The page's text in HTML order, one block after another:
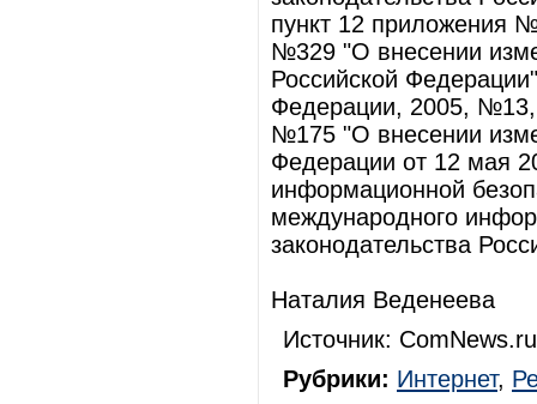
пункт 12 приложения
№329 "О внесении
Российской
Федерации, 2005, №13,
№175 "О внесении
Федерации от 12 мая
информационной
международного
законодательства
Наталия Веденеева
Источник:
Рубрики: Интернет,